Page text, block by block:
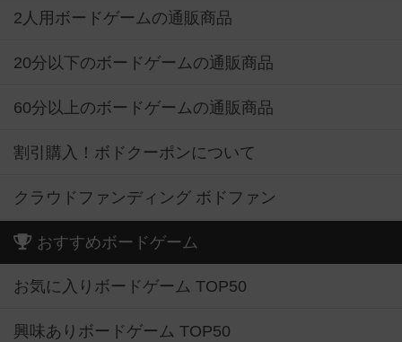
2人用ボードゲームの通販商品
20分以下のボードゲームの通販商品
60分以上のボードゲームの通販商品
割引購入！ボドクーポンについて
クラウドファンディング ボドファン
おすすめボードゲーム
お気に入りボードゲーム TOP50
興味ありボードゲーム TOP50